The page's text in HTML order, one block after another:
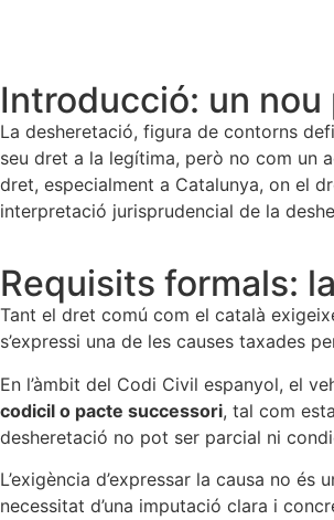
Introducció: un
La desheretació, figura de contorns
seu dret a la legítima, però no com un
dret, especialment a Catalunya, on el
interpretació jurisprudencial de la
Requisits formals:
Tant el dret comú com el català
s’expressi una de les causes taxades
En l’àmbit del Codi Civil espanyol, el
codicil o pacte successori, tal com
desheretació no pot ser parcial ni
L’exigència d’expressar la causa no
necessitat d’una imputació clara i